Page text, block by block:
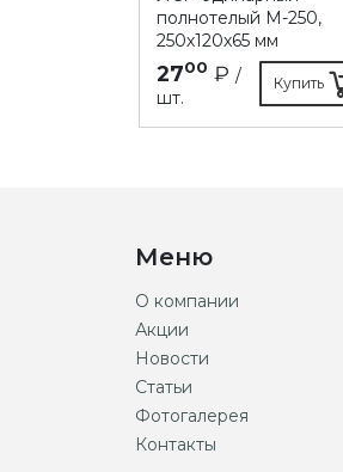
полнотелый М-250,
250х120х65 мм
2700 ₽ /
шт.
Купить
Меню
О компании
Акции
Новости
Статьи
Фотогалерея
Контакты